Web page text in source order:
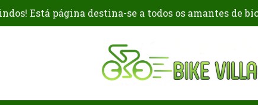
Está página destina-se a todos os amantes de